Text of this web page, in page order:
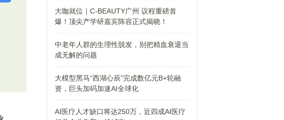
大咖就位｜C-BEAUTY广州 议程重磅首
爆！顶尖产学研嘉宾阵容正式揭晓！
中老年人群的生理性脱发，别把精血衰退当
成无解的问题
大模型黑马“西湖心辰”完成数亿元B+轮融
资，巨头加码加速AI全球化
AI医疗人才缺口将达250万，近四成AI医疗